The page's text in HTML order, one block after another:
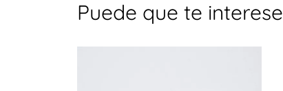
Puede que te interese